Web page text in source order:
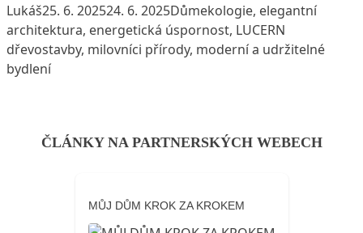
Posted by
Lukáš25. 6. 202524. 6. 2025Posted in
DůmTags:
ekologie, elegantní
architektura, energetická úspornost, LUCERN
dřevostavby, milovníci přírody, moderní a udržitelné
bydlení
ČLÁNKY NA PARTNERSKÝCH WEBECH
MŮJ DŮM KROK ZA KROKEM